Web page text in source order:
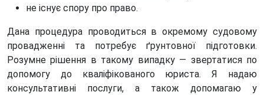
не існує спору про право.
Дана процедура проводиться в окремому судовому
провадженні та потребує ґрунтовної підготовки.
Розумне рішення в такому випадку — звертатися по
допомогу до кваліфікованого юриста. Я надаю
консультативні послуги, а також допомагаю у